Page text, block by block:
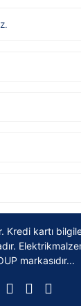
Kredi kartı
markasıdır...